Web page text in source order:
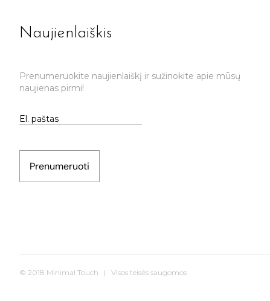
Naujienlaiškis
Prenumeruokite naujienlaiškį ir sužinokite apie mūsų
naujienas pirmi!
Prenumeruoti
© 2018 Minimal Touch | Visos teisės saugomos